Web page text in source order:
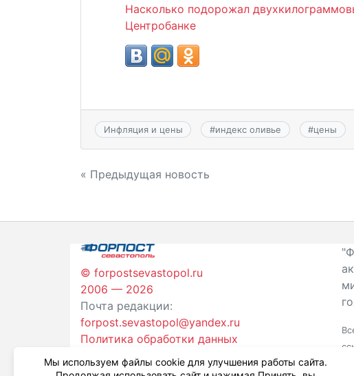
Насколько подорожал
Центробанке
Инфляция и цены #индекс оливье #цены
Навигация
записям
« Предыдущая новость
© forpostsevastopol.ru
2006 — 2026
Почта редакции:
forpost.sevastopol@yandex.ru
Политика обработки данных
Мы используем файлы cookie для улучшения работы сайта.